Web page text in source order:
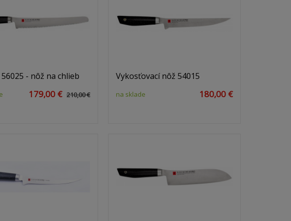
- nôž na chlieb
179,00 € 210,00 €
Vykosťovací nôž 54015
na sklade 180,00 €